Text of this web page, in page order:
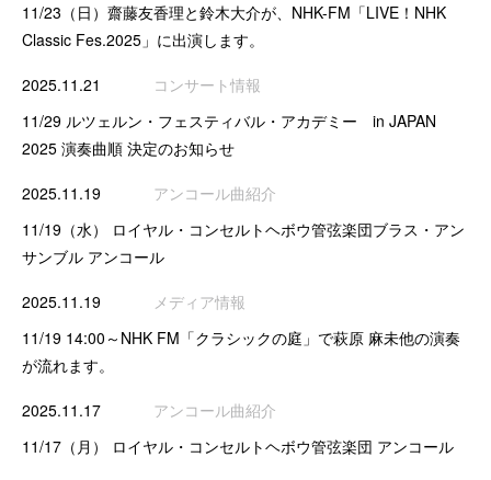
11/23（日）齋藤友香理と鈴木大介が、NHK-FM「LIVE！NHK
Classic Fes.2025」に出演します。
2025.11.21
コンサート情報
11/29 ルツェルン・フェスティバル・アカデミー in JAPAN
2025 演奏曲順 決定のお知らせ
2025.11.19
アンコール曲紹介
11/19（水） ロイヤル・コンセルトヘボウ管弦楽団ブラス・アン
サンブル アンコール
2025.11.19
メディア情報
11/19 14:00～NHK FM「クラシックの庭」で萩原 麻未他の演奏
が流れます。
2025.11.17
アンコール曲紹介
11/17（月） ロイヤル・コンセルトヘボウ管弦楽団 アンコール